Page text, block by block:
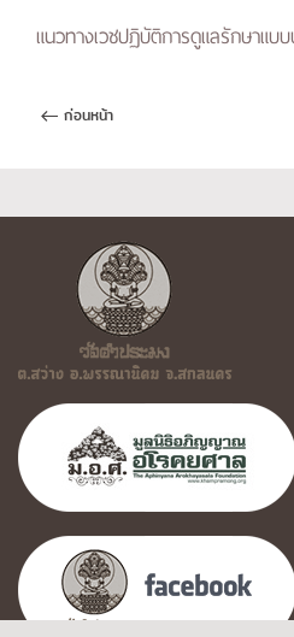
แนวทางเวชปฏิบัติการดูแลรักษาแบ
ก่อนหน้า